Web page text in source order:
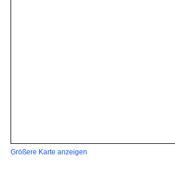
Größere Karte anzeigen